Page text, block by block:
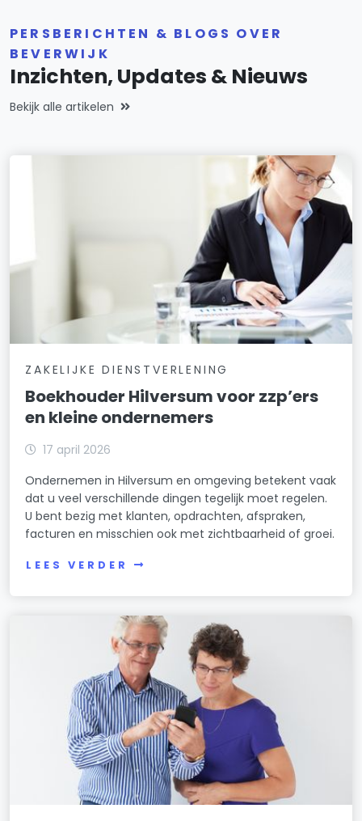
PERSBERICHTEN & BLOGS OVER
BEVERWIJK
Inzichten, Updates & Nieuws
Bekijk alle artikelen
ZAKELIJKE DIENSTVERLENING
Boekhouder Hilversum voor zzp’ers
en kleine ondernemers
17 april 2026
Ondernemen in Hilversum en omgeving betekent vaak
dat u veel verschillende dingen tegelijk moet regelen.
U bent bezig met klanten, opdrachten, afspraken,
facturen en misschien ook met zichtbaarheid of groei.
LEES VERDER